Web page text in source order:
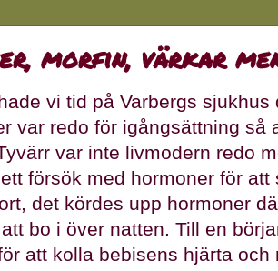
morfin, värkar
vi tid på Varbergs
var redo för igångsättning så
var inte livmodern redo
försök med hormoner för
det kördes upp hormoner
bo i över natten. Till en
att kolla bebisens hjärta och